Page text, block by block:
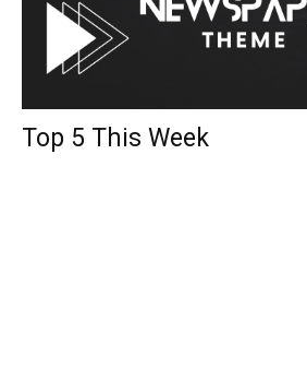
Top 5 This Week